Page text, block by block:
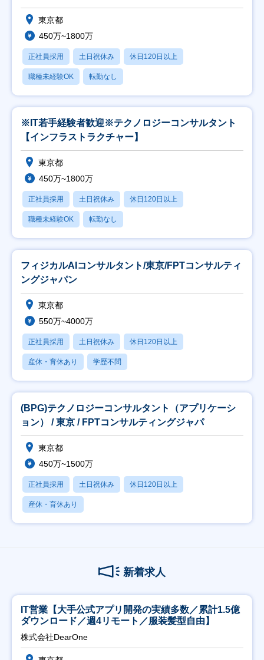
東京都
450万~1800万
正社員採用 土日祝休み 休日120日以上
職種未経験OK 転勤なし
※IT若手経験者歓迎※テクノロジーコンサルタント
【インフラストラクチャー】
東京都
450万~1800万
正社員採用 土日祝休み 休日120日以上
職種未経験OK 転勤なし
フィジカルAIコンサルタント/東京/FPTコンサルティ
ングジャパン
東京都
550万~4000万
正社員採用 土日祝休み 休日120日以上
産休・育休あり 学歴不問
(BPG)テクノロジーコンサルタント（アプリケーシ
ョン） / 東京 / FPTコンサルティングジャパ
東京都
450万~1500万
正社員採用 土日祝休み 休日120日以上
産休・育休あり
新着求人
IT営業【大手公式アプリ開発の実績多数／累計1.5億
ダウンロード／週4リモート／服装髪型自由】
株式会社DearOne